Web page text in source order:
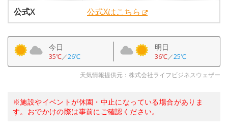
公式X
公式Xはこちら
今日
35℃／26℃
明日
36℃／25℃
天気情報提供元：株式会社ライフビジネスウェザー
※施設やイベントが休園・中止になっている場合がありま
す。おでかけの際は事前にご確認ください。